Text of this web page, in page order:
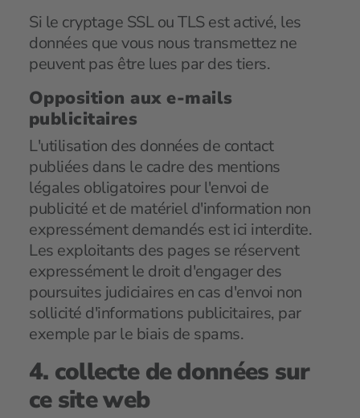
Si le cryptage SSL ou TLS est activé, les
données que vous nous transmettez ne
peuvent pas être lues par des tiers.
Opposition aux e-mails
publicitaires
L'utilisation des données de contact
publiées dans le cadre des mentions
légales obligatoires pour l'envoi de
publicité et de matériel d'information non
expressément demandés est ici interdite.
Les exploitants des pages se réservent
expressément le droit d'engager des
poursuites judiciaires en cas d'envoi non
sollicité d'informations publicitaires, par
exemple par le biais de spams.
4. collecte de données sur
ce site web